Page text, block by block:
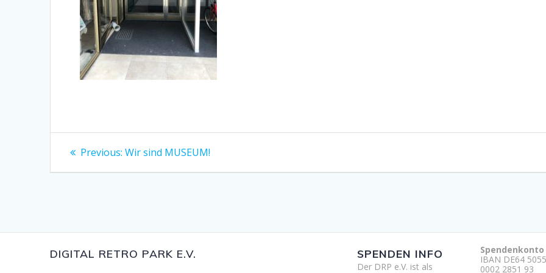
Beitragsnavigation
Previous: Previous
Wir sind MUSEUM!
DIGITAL RETRO PARK E.V. SPENDEN INFO
Der DRP e.V. ist als
Spendenkonto
IBAN DE64
0002 2851 93